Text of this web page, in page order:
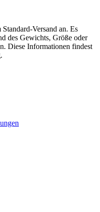
Versand an. Es
des Gewichts, Größe oder
Diese Informationen findest